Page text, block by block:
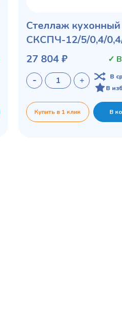
Стеллаж кухонный
СКСПЧ-12/5/0,4/
27 804 ₽
✓
В
В
Купить в 1 клик В